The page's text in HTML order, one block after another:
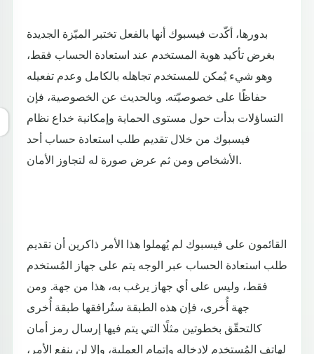
بدورها، أكّدت فيسبوك أنها بالفعل تختبر الميّزة الجديدة
بغرض تأكيد هوية المستخدم عند استعادة الحساب فقط،
وهو شيء يُمكن للمستخدم تجاهله بالكامل وعدم تفعيله
حفاظًا على خصوصيّته. وبالحديث عن الخصوصية، فإن
التساؤلات بدأت حول مستوى الحماية وإمكانية خداع نظام
فيسبوك من خلال تقديم طلب استعادة حساب أحد
الأشخاص ومن ثم عرض صورة له لتجاوز الأمان.
القائمون على فيسبوك لم يُهملوا هذا الأمر ذاكرين أن تقديم
طلب استعادة الحساب عبر الوجه يتم على جهاز المُستخدم
فقط، وليس على أي جهاز يرغب به، هذا من جهة. ومن
جهة أُخرى، فإن هذه الطبقة ستُرافقها طبقة أُخرى
كالتحقّق بخطوتين مثلًا التي يتم فيها إرسال رمز أمان
لهاتف المُستخدم لإدخاله وإتمام العملية، وإلا لن ينفع الأمر،